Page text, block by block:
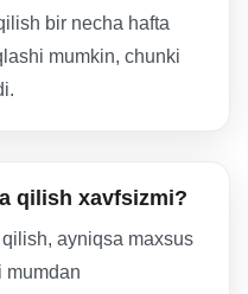
bir necha hafta
mumkin, chunki
qilish xavfsizmi?
ayniqsa maxsus
mumdan